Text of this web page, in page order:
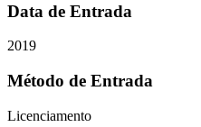
Data de Entrada
2019
Método de Entrada
Licenciamento